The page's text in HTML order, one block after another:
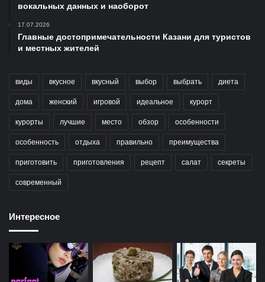
вокальных данных и наоборот
17.07.2026
Главные достопримечательности Казани для туристов
и местных жителей
виды вкусное вкусный выбор выбрать диета
дома женский игровой идеальное курорт
курорты лучшие место обзор особенности
особенность отдыха правильно преимущества
приготовить приготовления рецепт салат секреты
современный
Интересное